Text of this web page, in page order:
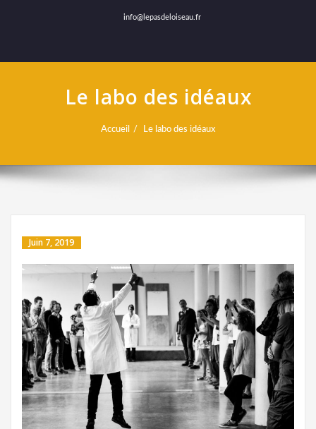
info@lepasdeloiseau.fr
Le labo des idéaux
Accueil Le labo des idéaux
Juin 7, 2019